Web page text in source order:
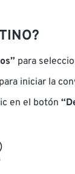
para
para iniciar la
en el botón